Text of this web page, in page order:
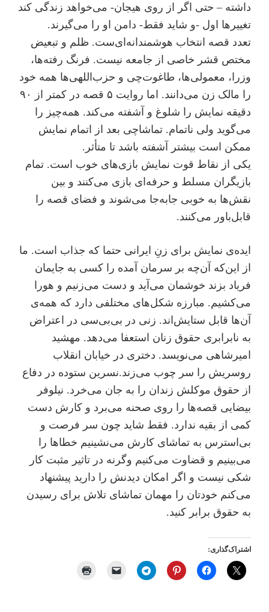
داشته – حتی اگر از روی هیجان- می‌خواهد زندگی کند
تغییرها اول -و شاید فقط- دامن او را می‌گیرند.
تعدد قصه انتخاب هوشمندانه‌ای‌ست. ظلم و تبعیض
مختص قشر خاصی از جامعه نیست. فرنگ رفته‌ها،
وزرا، معمولی‌ها، طاغوت‌چی و حزب‌اللهی‌ها همه خود
را مالک زن می‌دانند. اما روایت ۵ قصه در کمتر از ۹۰
دقیقه نمایش را شلوغ و آشفته می‌کند. همه‌چیز را
می‌گوید ولی ناتمام. تماشاچی بعد از اتمام نمایش
ممکن است بیشتر آشفته باشد تا متأثر.
یکی از نقاط قوت نمایش بازی‌های خوب است. تمام
بازیگران مسلط و حرفه‌ای بازی می‌کنند و بین
نقش‌ها به خوبی جابه‌جا می‌شوند و فضای قصه را
قابل‌باور می‌کنند.
ایده‌ی نمایش برای زنِ ایرانی حتما که جذاب است. ما
از این‌که آن‌چه بر سرمان آمده را کسی به جایمان
فریاد بزند خوشمان می‌آید و دست می‌زنیم و هورا
می‌کشیم. مبارزه شکل‌های مختلفی دارد که همه‌ی
آن‌ها قابل ستایش‌اند. زنی در بی‌بی‌سی در اعتراض
به نابرابری حقوق زنان استعفا می‌دهد. مهشید
امیرشاهی می‌نویسد. دختری در خیابان انقلاب
روسریش را سر چوب می‌زند.نسرین ستوده در دفاع
از حقوق موکلش زندان را به جان می‌خرد. نیلوفر
بیضایی قصه‌ها را روی صحنه می‌برد و کارش دست
کمی از بقیه ندارد. فقط شاید چون سر فرصت و
بی‌استرس به تماشای کارش می‌نشینیم خطاها را
می‌بینیم و قضاوت می‌کنیم وگرنه در تاثیر مثبت کار
شکی نیست و اگر امکان دیدنش را دارید پیشنهاد
می‌کنم خودتان را مهمان تماشای تلاش برای رسیدن
به حقوق برابر کنید.
اشتراک‌گذاری: